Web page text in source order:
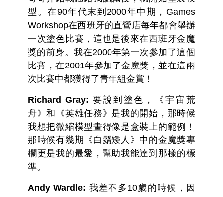
型。在90年代末到2000年中期，Games
Workshop在西班牙的直營店每年都會舉辦
一次塗色比賽，這也是後來在西班牙金魔
獎的前身。我在2000年第一次參加了這個
比賽，在2001年參加了金魔獎，並在這兩
次比賽中都獲得了青年組金賞！
Richard Gray: 要說到塗色，《宇宙荒
舟》和《英雄任務》是我的開始，那時候
我想把微縮模型畫得像是盒裝上的範例！
那時候有幾期《白鬚矮人》中的金魔獎專
欄更是我的最愛，幫助我能達到那樣的標
準。
Andy Wardle: 我差不多10歲的時候，因